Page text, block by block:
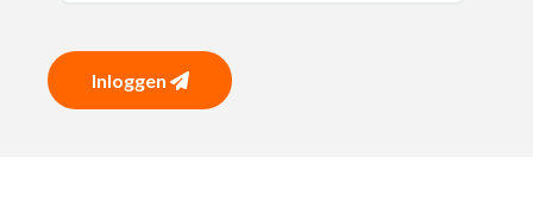
Inloggen